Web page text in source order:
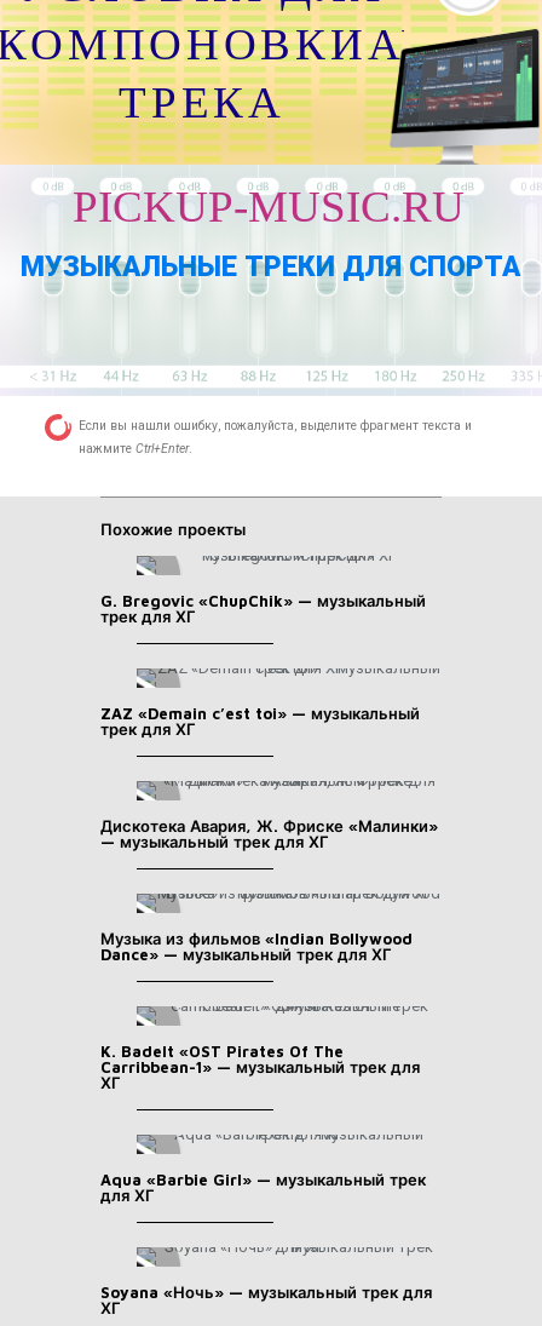
ТРЕКА
PICKUP-MUSIC.RU
МУЗЫКАЛЬНЫЕ ТРЕКИ ДЛЯ СПОРТА
Если вы нашли ошибку, пожалуйста, выделите фрагмент текста и
нажмите Ctrl+Enter.
Похожие проекты
G. Bregovic «ChupChik» — музыкальный
трек для ХГ
ZAZ «Demain c’est toi» — музыкальный
трек для ХГ
Дискотека Авария, Ж. Фриске «Малинки»
— музыкальный трек для ХГ
Музыка из фильмов «Indian Bollywood
Dance» — музыкальный трек для ХГ
K. Badelt «OST Pirates Of The
Carribbean-1» — музыкальный трек для
ХГ
Aqua «Barbie Girl» — музыкальный трек
для ХГ
Soyana «Ночь» — музыкальный трек для
ХГ